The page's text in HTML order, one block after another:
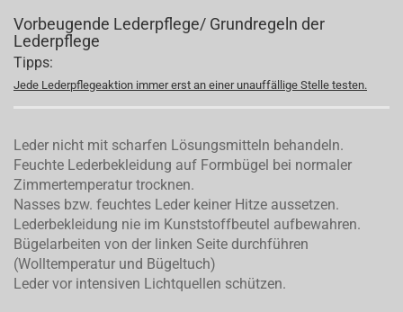
Vorbeugende Lederpflege/ Grundregeln der
Lederpflege
Tipps:
Jede Lederpflegeaktion immer erst an einer unauffällige Stelle testen.
Leder nicht mit scharfen Lösungsmitteln behandeln.
Feuchte Lederbekleidung auf Formbügel bei normaler
Zimmertemperatur trocknen.
Nasses bzw. feuchtes Leder keiner Hitze aussetzen.
Lederbekleidung nie im Kunststoffbeutel aufbewahren.
Bügelarbeiten von der linken Seite durchführen
(Wolltemperatur und Bügeltuch)
Leder vor intensiven Lichtquellen schützen.